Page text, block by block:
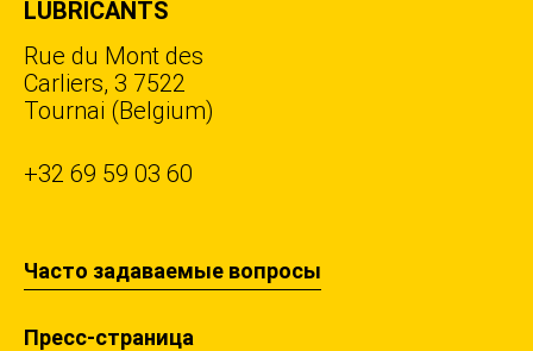
LUBRICANTS
Rue du Mont des
Carliers, 3 7522
Tournai (Belgium)
+32 69 59 03 60
Часто задаваемые вопросы
Пресс-страница